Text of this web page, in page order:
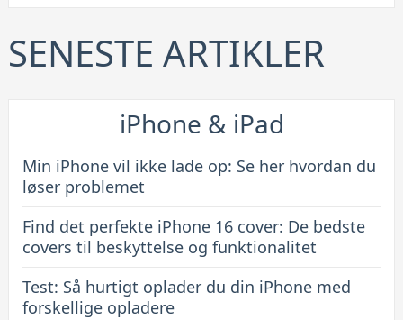
16
cover:
til
beskyttelse
funktionalitet
SENESTE ARTIKLER
iPhone & iPad
Min iPhone vil ikke lade op: Se her hvordan du
løser problemet
Find det perfekte iPhone 16 cover: De bedste
covers til beskyttelse og funktionalitet
Test: Så hurtigt oplader du din iPhone med
forskellige opladere